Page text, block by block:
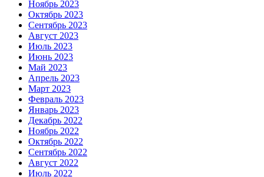
Ноябрь 2023
Октябрь 2023
Сентябрь 2023
Август 2023
Июль 2023
Июнь 2023
Май 2023
Апрель 2023
Март 2023
Февраль 2023
Январь 2023
Декабрь 2022
Ноябрь 2022
Октябрь 2022
Сентябрь 2022
Август 2022
Июль 2022